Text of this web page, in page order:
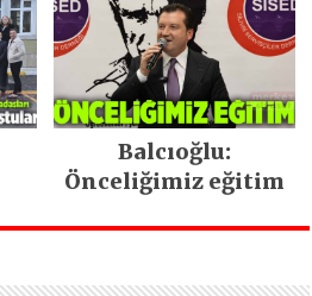
Balcıoğlu:
Önceliğimiz eğitim